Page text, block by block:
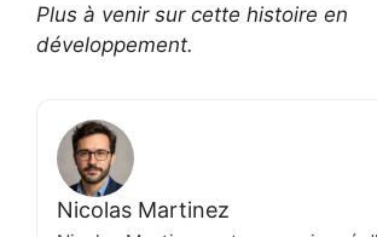
Plus à venir sur cette histoire en
développement.
Nicolas Martinez